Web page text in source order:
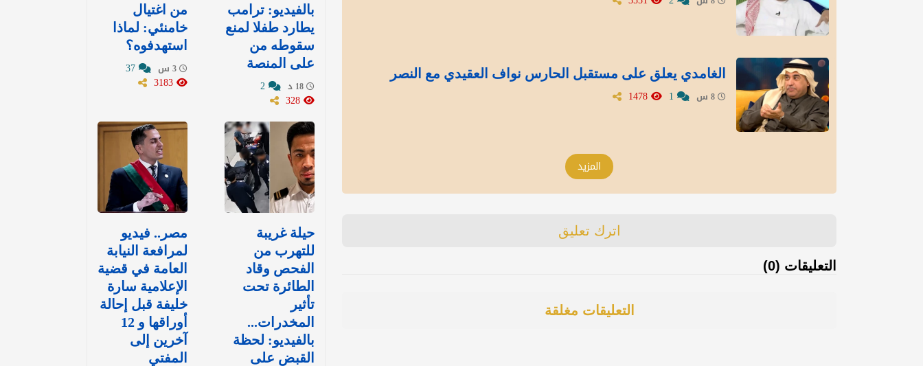
الغامدي يعلق على مستقبل الحارس نواف العقيدي مع النصر
المزيد
اترك تعليق
التعليقات (0)
التعليقات مغلقة
بالفيديو: ترامب
يطارد طفلا لمنع
سقوطه من
على المنصة
من اغتيال
خامنئي: لماذا
استهدفوه؟
حيلة غريبة
للتهرب من
الفحص وقاد
الطائرة تحت
تأثير
المخدرات...
بالفيديو: لحظة
القبض على
مصر.. فيديو
لمرافعة النيابة
العامة في قضية
الإعلامية سارة
خليفة قبل إحالة
أوراقها و 12
آخرين إلى
المفتي